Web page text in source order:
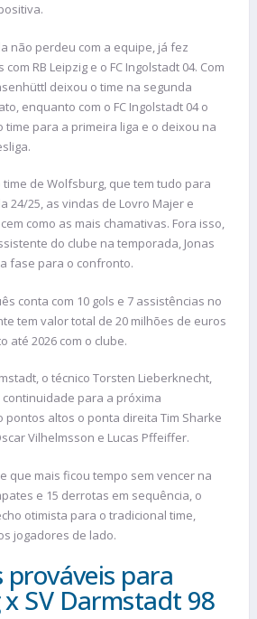
não perdeu com a equipe, já fez
RB Leipzig e o FC Ingolstadt 04. Com
deixou o time na segunda
enquanto com o FC Ingolstadt 04 o
time para a primeira liga e o deixou na
de Wolfsburg, que tem tudo para
24/25, as vindas de Lovro Majer e
como as mais chamativas. Fora isso,
do clube na temporada, Jonas
fase para o confronto.
conta com 10 gols e 7 assistências no
tem valor total de 20 milhões de euros
até 2026 com o clube.
o técnico Torsten Lieberknecht,
para a próxima
pontos altos o ponta direita Tim Sharke
Vilhelmsson e Lucas Pffeiffer.
que mais ficou tempo sem vencer na
e 15 derrotas em sequência, o
otimista para o tradicional time,
jogadores de lado.
prováveis para
SV Darmstadt 98